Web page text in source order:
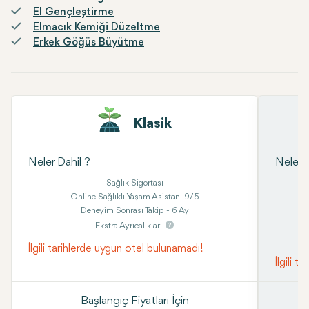
El Gençleştirme
Elmacık Kemiği Düzeltme
Erkek Göğüs Büyütme
Klasik
Neler Dahil ?
Sağlık Sigortası
Online Sağlıklı Yaşam Asistanı 9/5
Deneyim Sonrası Takip - 6 Ay
Ekstra Ayrıcalıklar
İlgili tarihlerde uygun otel bulunamadı!
Başlangıç Fiyatları İçin
Neler
İlgili